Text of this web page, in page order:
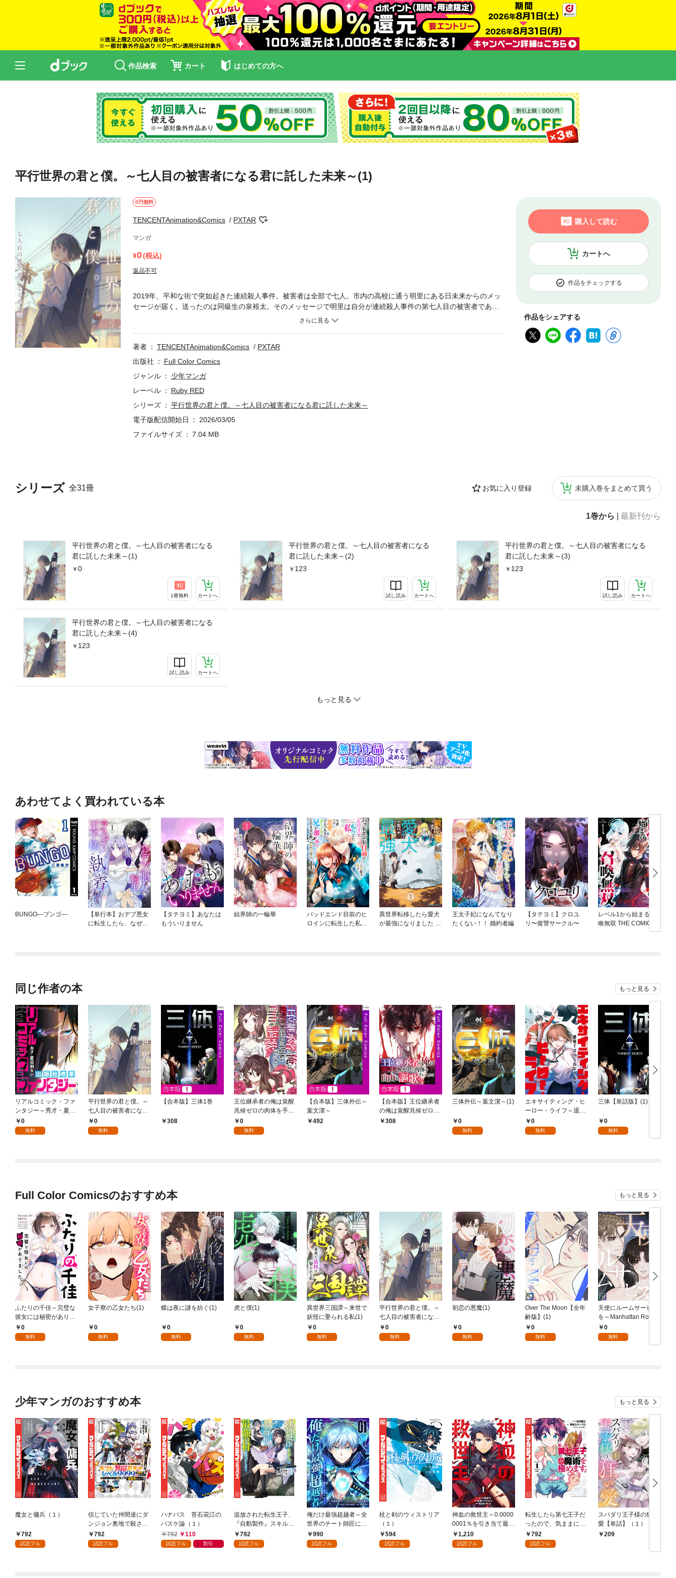
作品検索 カート はじめての方へ
平行世界の君と僕。～七人目の被害者になる君に託した未来～(1)
0円無料
TENCENTAnimation&Comics PXTAR
マンガ
0(税込)
返品不可
カートへ
購入して読む
作品をチェックする
作品をシェアする
シリーズ 全31冊 お気に入り登録 未購入巻をまとめて買う
1巻から 最新刊から
平行世界の君と僕。～七人目の被害者になる
君に託した未来～(1)
0
1冊無料 カートへ
平行世界の君と僕。～七人目の被害者になる
君に託した未来～(2)
123
試し読み カートへ
平行世界の君と僕。～七人目の被害者になる
君に託した未来～(3)
123
試し読み カートへ
平行世界の君と僕。～七人目の被害者になる
君に託した未来～(4)
123
試し読み カートへ
もっと見る
2019年、平和な街で突如起きた連続殺人事件。被害者は全部で七人。市内の高校に通う明里にある日未来からのメッ
セージが届く。送ったのは同級生の泉裕太。そのメッセージで明里は自分が連続殺人事件の第七人目の被害者である
ことを知らされる…死の運命を変えるため、過去と今異なる時空にいる二人が力を合わせ事件に立ち向かう！
著者 TENCENTAnimation&Comics
PXTAR
出版社
Full Color Comics
ジャンル
少年マンガ
レーベル
Ruby RED
シリーズ
平行世界の君と僕。～七人目の被害者になる君に託した未来～
電子版配信開始日
2026/03/05
ファイルサイズ
7.04 MB
あわせてよく買われている本
BUNGO—ブンゴ—
【単行本】おデブ悪女
に転生したら、なぜか
【タテヨミ】あなたは
もういりません
結界師の一輪華
バッドエンド目前のヒ
ロインに転生した私、
異世界転移したら愛犬
が最強になりました ～
王太子妃になんてなり
たくない！！ 婚約者編
【タテヨミ】クロユ
リ〜復讐サークル〜
レベル1から始まる召
喚無双 THE COMIC
同じ作者の本 もっと見る
リアルコミック・ファ
ンタジー～秀才・夏目
利久の出版社改革(1)
0
無料
平行世界の君と僕。～
七人目の被害者になる
君に託した未来～(1)
0
無料
【合本版】三体1巻
308
王位継承者の俺は覚醒
兆候ゼロの肉体を手に
入れて自由を謳歌す
る。1
0
無料
【合本版】三体外伝～
葉文潔～
492
【合本版】王位継承者
の俺は覚醒兆候ゼロの
肉体を手に入れて自由
308
三体外伝～葉文潔～(1)
0
無料
エキサイティング・ヒ
ーロー・ライフ～退屈
ではいられない私の人
生(1)
0
無料
三体【単話版】(1)
0
無料
Full Color Comicsのおすすめ本 もっと見る
ふたりの千佳～完璧な
彼女には秘密がありま
した(1)
0
無料
女子寮の乙女たち(1)
0
無料
蝶は夜に謎を紡ぐ(1)
0
無料
虎と僕(1)
0
無料
異世界三国譚～来世で
妖怪に娶られる私(1)
0
無料
平行世界の君と僕。～
七人目の被害者になる
君に託した未来～(1)
0
無料
初恋の悪魔(1)
0
無料
Over The Moon【全年
齢版】(1)
0
無料
天使にルームサービス
を～Manhattan Roma
nce【全年齢版】(1)
0
無料
少年マンガのおすすめ本 もっと見る
魔女と傭兵（１）
792
試読フル
信じていた仲間達にダ
ンジョン奥地で殺され
かけたがギフト『無限
ガチャ』でレベル９９
792
試読フル
ハナバス 苔石花江の
バスケ論（１）
792
110
試読フル 割引
追放された転生王子、
『自動製作』スキルで
領地を爆速で開拓し最
強の村を作ってしまう
792
試読フル
俺だけ最強超越者～全
世界のチート師匠に認
められた～【単行本】
（１）
990
試読フル
杖と剣のウィストリア
（１）
594
試読フル
神血の救世主～0.0000
0001％を引き当て最強
へ～【電子書籍特典
付】（１）
1,210
試読フル
転生したら第七王子だ
ったので、気ままに魔
術を極めます（１）
792
試読フル
スパダリ王子様の狂い
愛【単話】（１）
209